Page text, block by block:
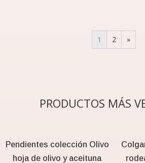
1 2 »
PRODUCTOS MÁS
Pendientes colección Olivo
hoja de olivo y aceituna